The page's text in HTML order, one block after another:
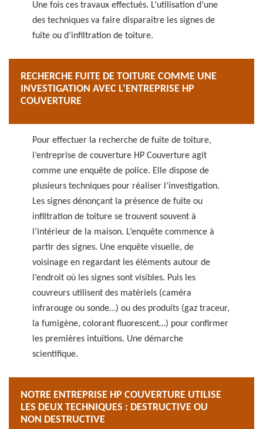
Une fois ces travaux effectués. L’utilisation d’une
des techniques va faire disparaitre les signes de
fuite ou d’infiltration de toiture.
RECHERCHE FUITE DE TOITURE COMME UNE
INVESTIGATION AVEC L’ENTREPRISE HP
COUVERTURE
Pour effectuer la recherche de fuite de toiture,
l’entreprise de couverture HP Couverture agit
comme une enquête de police. Elle dispose de
plusieurs techniques pour réaliser l’investigation.
Les signes dénonçant la présence de fuite ou
infiltration de toiture se trouvent souvent à
l’intérieur de la maison. L’enquête commence à
partir des signes. Une enquête visuelle, de
voisinage en regardant les éléments autour de
l’endroit où les signes sont visibles. Puis les
couvreurs utilisent des matériels (caméra
infrarouge ou sonde…) ou des produits (gaz traceur,
la fumigène, colorant fluorescent…) pour confirmer
les premières intuitions. Une démarche
scientifique.
NOTRE ENTREPRISE HP COUVERTURE UTILISE
LES DEUX TECHNIQUES : DESTRUCTIVE OU
NON DESTRUCTIVE